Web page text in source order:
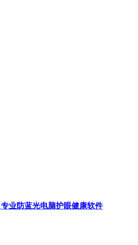
业防蓝光电脑护眼健康软件